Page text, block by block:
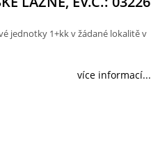
jednotky 1+kk v žádané lokalitě v
více informací...